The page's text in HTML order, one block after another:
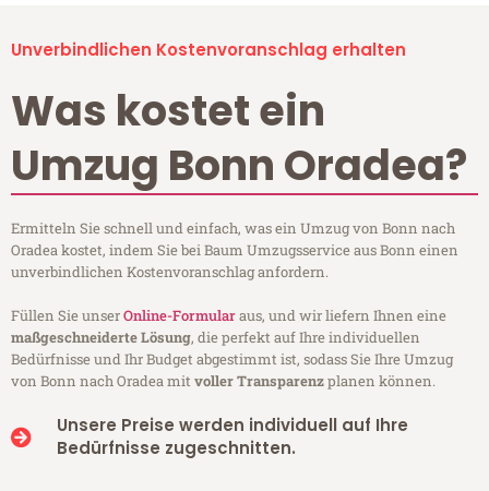
Unverbindlichen Kostenvoranschlag erhalten
Was kostet ein
Umzug Bonn Oradea?
Ermitteln Sie schnell und einfach, was ein Umzug von Bonn nach
Oradea kostet, indem Sie bei Baum Umzugsservice aus Bonn einen
unverbindlichen Kostenvoranschlag anfordern.
Füllen Sie unserOnline-Formularaus, und wir liefern Ihnen eine
maßgeschneiderte Lösung, die perfekt auf Ihre individuellen
Bedürfnisse und Ihr Budget abgestimmt ist, sodass Sie Ihre Umzug
von Bonn nach Oradea mitvoller Transparenzplanen können.
Unsere Preise werden individuell auf Ihre
Bedürfnisse zugeschnitten.